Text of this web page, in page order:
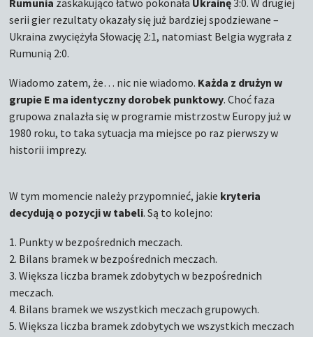
Rumunia zaskakująco łatwo pokonała Ukrainę3:0. W drugiej
serii gier rezultaty okazały się już bardziej spodziewane –
Ukraina zwyciężyła Słowację 2:1, natomiast Belgia wygrała z
Rumunią 2:0.
Wiadomo zatem, że… nic nie wiadomo. Każda z drużyn w
grupie E ma identyczny dorobek punktowy. Choć faza
grupowa znalazła się w programie mistrzostw Europy już w
1980 roku, to taka sytuacja ma miejsce po raz pierwszy w
historii imprezy.
W tym momencie należy przypomnieć, jakie kryteria
decydują o pozycji w tabeli. Są to kolejno:
1. Punkty w bezpośrednich meczach.
2. Bilans bramek w bezpośrednich meczach.
3. Większa liczba bramek zdobytych w bezpośrednich
meczach.
4. Bilans bramek we wszystkich meczach grupowych.
5. Większa liczba bramek zdobytych we wszystkich meczach